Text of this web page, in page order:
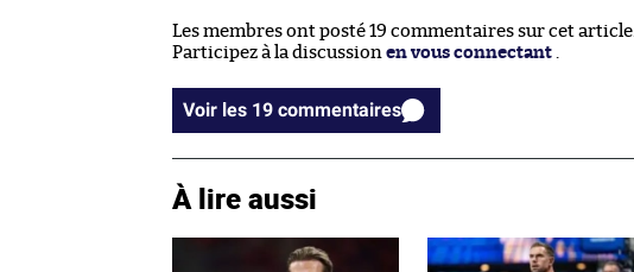
Les membres ont posté 19 commentaires sur cet article.
Participez à la discussion en vous connectant
Voir les 19 commentaires
À lire aussi